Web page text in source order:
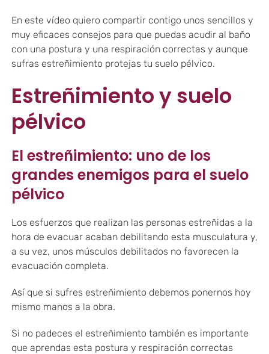
En este vídeo quiero compartir contigo unos sencillos y
muy eficaces consejos para que puedas acudir al baño
con una postura y una respiración correctas y aunque
sufras estreñimiento protejas tu suelo pélvico.
Estreñimiento y suelo
pélvico
El estreñimiento: uno de los
grandes enemigos para el suelo
pélvico
Los esfuerzos que realizan las personas estreñidas a la
hora de evacuar acaban debilitando esta musculatura y,
a su vez, unos músculos debilitados no favorecen la
evacuación completa.
Así que si sufres estreñimiento debemos ponernos hoy
mismo manos a la obra.
Si no padeces el estreñimiento también es importante
que aprendas esta postura y respiración correctas